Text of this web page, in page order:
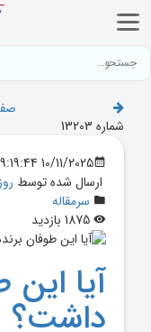
شماره 13203
10/11/2025 9:19:44 PM
ارسال شده توسط
سرمقاله
آيا
داشت؟